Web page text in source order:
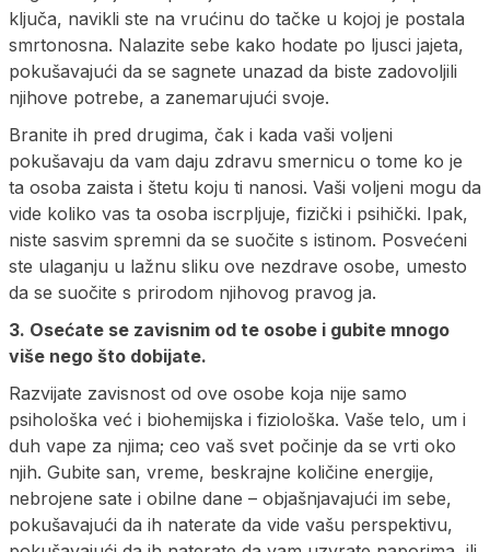
ključa, navikli ste na vrućinu do tačke u kojoj je postala
smrtonosna. Nalazite sebe kako hodate po ljusci jajeta,
pokušavajući da se sagnete unazad da biste zadovoljili
njihove potrebe, a zanemarujući svoje.
Branite ih pred drugima, čak i kada vaši voljeni
pokušavaju da vam daju zdravu smernicu o tome ko je
ta osoba zaista i štetu koju ti nanosi. Vaši voljeni mogu da
vide koliko vas ta osoba iscrpljuje, fizički i psihički. Ipak,
niste sasvim spremni da se suočite s istinom. Posvećeni
ste ulaganju u lažnu sliku ove nezdrave osobe, umesto
da se suočite s prirodom njihovog pravog ja.
3. Osećate se zavisnim od te osobe i gubite mnogo
više nego što dobijate.
Razvijate zavisnost od ove osobe koja nije samo
psihološka već i biohemijska i fiziološka. Vaše telo, um i
duh vape za njima; ceo vaš svet počinje da se vrti oko
njih. Gubite san, vreme, beskrajne količine energije,
nebrojene sate i obilne dane – objašnjavajući im sebe,
pokušavajući da ih naterate da vide vašu perspektivu,